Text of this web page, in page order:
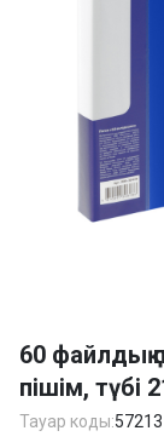
of
2
60 файлдық
пішім, түбі
Тауар коды:57213